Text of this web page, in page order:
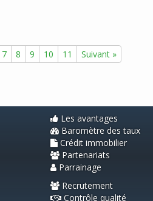
7 8 9 10 11 Suivant »
Les avantages
Baromètre des taux
Crédit immobilier
Partenariats
Parrainage
Recrutement
Contrôle qualité